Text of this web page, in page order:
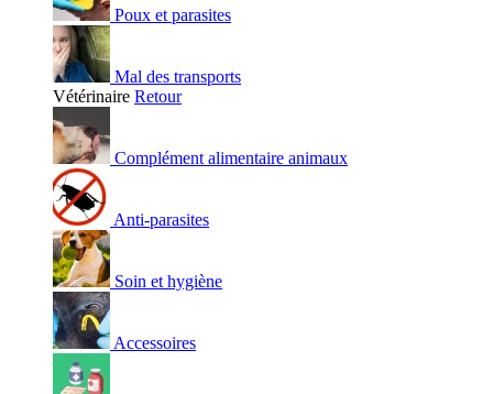
Poux et parasites
Mal des transports
Vétérinaire Retour
Complément alimentaire animaux
Anti-parasites
Soin et hygiène
Accessoires